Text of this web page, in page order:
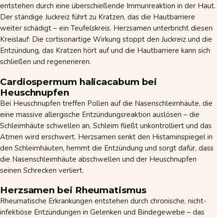
entstehen durch eine überschießende Immunreaktion in der Haut.
Der ständige Juckreiz führt zu Kratzen, das die Hautbarriere
weiter schädigt – ein Teufelskreis. Herzsamen unterbricht diesen
Kreislauf: Die cortisonartige Wirkung stoppt den Juckreiz und die
Entzündung, das Kratzen hört auf und die Hautbarriere kann sich
schließen und regenerieren.
Cardiospermum halicacabum bei
Heuschnupfen
Bei Heuschnupfen treffen Pollen auf die Nasenschleimhäute, die
eine massive allergische Entzündungsreaktion auslösen – die
Schleimhäute schwellen an, Schleim fließt unkontrolliert und das
Atmen wird erschwert. Herzsamen senkt den Histaminspiegel in
den Schleimhäuten, hemmt die Entzündung und sorgt dafür, dass
die Nasenschleimhäute abschwellen und der Heuschnupfen
seinen Schrecken verliert.
Herzsamen bei Rheumatismus
Rheumatische Erkrankungen entstehen durch chronische, nicht-
infektiöse Entzündungen in Gelenken und Bindegewebe – das